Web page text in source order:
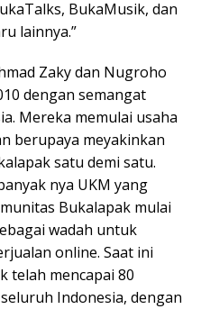
BukaMusik, dan
lainnya.”
Zaky dan Nugroho
dengan semangat
Mereka memulai usaha
berupaya meyakinkan
satu demi satu.
nya UKM yang
Bukalapak mulai
wadah untuk
online. Saat ini
telah mencapai 80
Indonesia, dengan